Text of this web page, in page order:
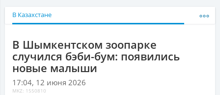
В Казахстане
В Шымкентском зоопарке
случился бэби-бум: появились
новые малыши
17:04, 12 июня 2026
MKZ: 1550810